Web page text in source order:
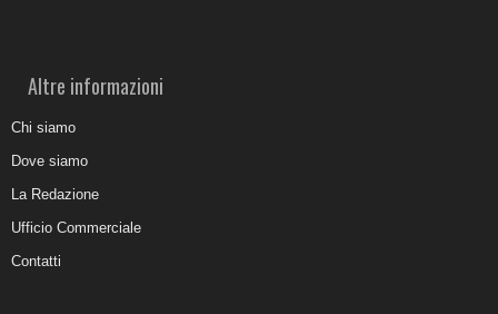
Altre informazioni
Chi siamo
Dove siamo
La Redazione
Ufficio Commerciale
Contatti